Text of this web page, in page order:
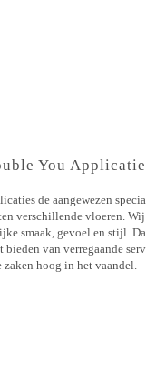
You
de aangewezen
verschillende vloeren.
smaak, gevoel en stijl.
van verregaande
hoog in het vaandel.